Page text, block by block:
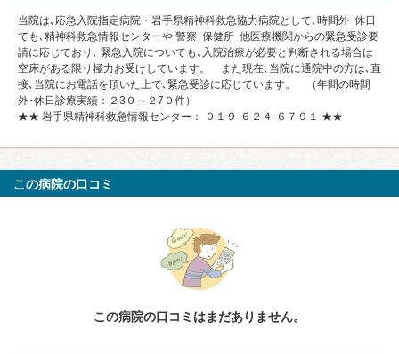
当院は､応急入院指定病院・岩手県精神科救急協力病院として､時間外･休日
でも､精神科救急情報センターや 警察･保健所･他医療機関からの緊急受診要
請に応じており､ 緊急入院についても､入院治療が必要と判断される場合は
空床がある限り極力お受けしています。 また現在､当院に通院中の方は､直
接､当院にお電話を頂いた上で､緊急受診に応じています。 （年間の時間
外･休日診療実績：２3０～２7０件）
★★ 岩手県精神科救急情報センター： ０１９-６２４-６７９１ ★★
この病院の口コミ
この病院の口コミはまだありません。